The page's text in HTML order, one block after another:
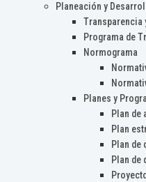
Planeación y
Transparencia
Programa de
Normograma
Planes y
Plan de
Plan
Plan de
Plan de